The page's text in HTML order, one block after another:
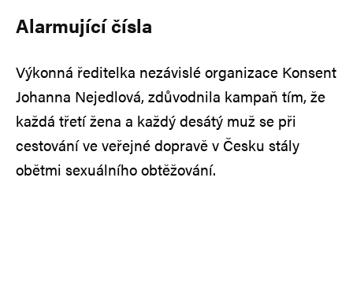
Alarmující čísla
Výkonná ředitelka nezávislé organizace Konsent
Johanna Nejedlová, zdůvodnila kampaň tím, že
každá třetí žena a každý desátý muž se při
cestování ve veřejné dopravě v Česku stály
obětmi sexuálního obtěžování.